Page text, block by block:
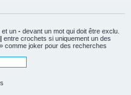
et un - devant un mot qui doit être exclu.
| entre crochets si uniquement un des
comme joker pour des recherches